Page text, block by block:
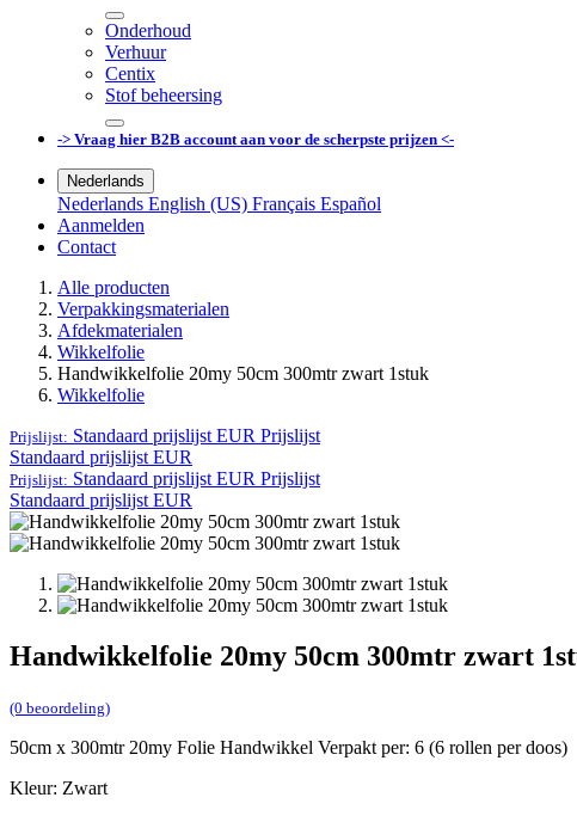
Onderhoud
Verhuur
Centix
Stof beheersing
-> Vraag hier B2B account aan voor de scherpste prijzen <-
Nederlands
Nederlands English (US) Français Español
Aanmelden
Contact
Alle producten
Verpakkingsmaterialen
Afdekmaterialen
Wikkelfolie
Handwikkelfolie 20my 50cm 300mtr zwart 1stuk
Wikkelfolie
Prijslijst: Standaard prijslijst EUR Prijslijst
Standaard prijslijst EUR
Prijslijst: Standaard prijslijst EUR Prijslijst
Standaard prijslijst EUR
Handwikkelfolie 20my 50cm 300mtr zwart
(0 beoordeling)
50cm x 300mtr 20my Folie Handwikkel Verpakt per: 6 (6 rollen per doos)
Kleur: Zwart